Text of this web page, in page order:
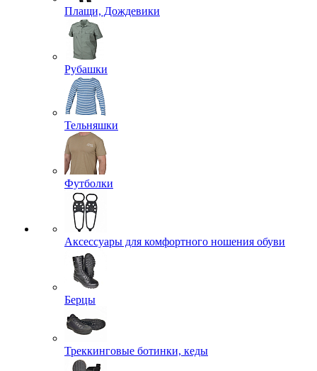
Плащи, Дождевики
Рубашки
Тельняшки
Футболки
Аксессуары для комфортного ношения обуви
Берцы
Треккинговые ботинки, кеды